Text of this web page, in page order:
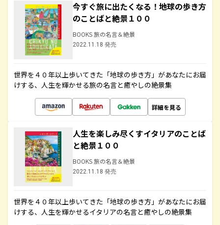
今すぐ旅に出たくなる！地球の歩き方
のことばと絶景１００
BOOKS 旅の名言＆絶景
2022.11.18 発売
世界を４０年以上歩いてきた「地球の歩き方」があなたにお届
けする、人生を輝かせる旅の名言と癒やしの絶景集
詳細を見る
人生を楽しみ尽くすイタリアのことば
と絶景１００
BOOKS 旅の名言＆絶景
2022.11.18 発売
世界を４０年以上歩いてきた「地球の歩き方」があなたにお届
けする、人生を輝かせるイタリアの名言と癒やしの絶景集